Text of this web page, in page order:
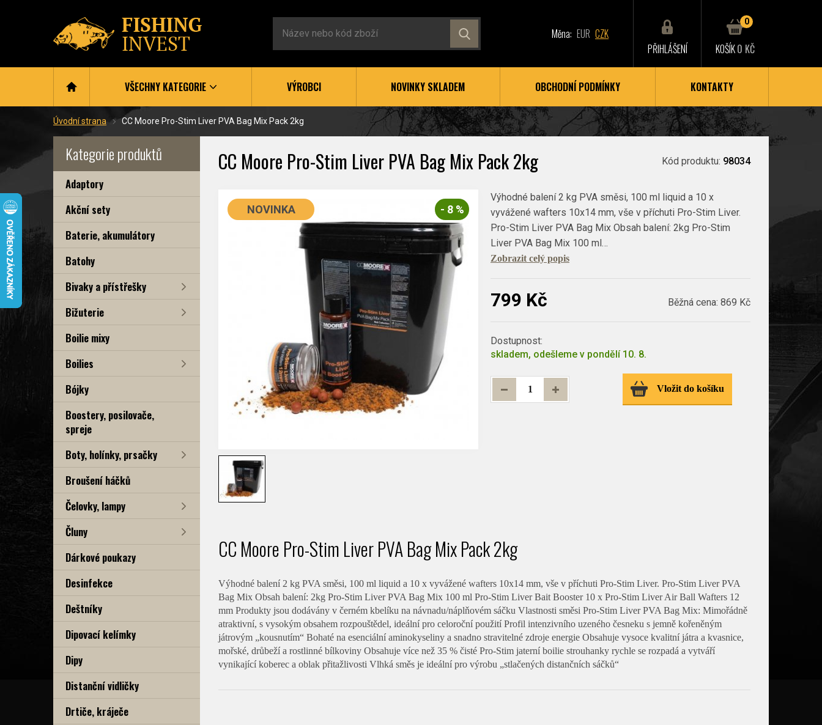
Měna: EUR CZK
PŘIHLÁŠENÍ
0
KOŠÍK0 KČ
VŠECHNY KATEGORIE VÝROBCI NOVINKY SKLADEM OBCHODNÍ PODMÍNKY KONTAKTY
Úvodní strana CC Moore Pro-Stim Liver PVA Bag Mix Pack 2kg
Kategorie produktů
Adaptory
Akční sety
Baterie, akumulátory
Batohy
Bivaky a přístřešky
Bižuterie
Boilie mixy
Boilies
Bójky
Boostery, posilovače,
spreje
Boty, holínky, prsačky
Broušení háčků
Čelovky, lampy
Čluny
Dárkové poukazy
Desinfekce
Deštníky
Dipovací kelímky
Dipy
Distanční vidličky
Drtiče, kráječe
CC Moore Pro-Stim Liver PVA Bag Mix Pack 2kg Kód produktu: 98034
- 8 %
NOVINKA
Výhodné balení 2 kg PVA směsi, 100 ml liquid a 10 x
vyvážené wafters 10x14 mm, vše v příchuti Pro-Stim Liver.
Pro-Stim Liver PVA Bag Mix Obsah balení: 2kg Pro-Stim
Liver PVA Bag Mix 100 ml…
Zobrazit celý popis
799 Kč Běžná cena: 869 Kč
Dostupnost:
skladem, odešleme v pondělí 10. 8.
Vložit do košíku
CC Moore Pro-Stim Liver PVA Bag Mix Pack 2kg
Výhodné balení 2 kg PVA směsi, 100 ml liquid a 10 x vyvážené wafters 10x14 mm, vše v příchuti Pro-Stim Liver. Pro-Stim Liver PVA
Bag Mix Obsah balení: 2kg Pro-Stim Liver PVA Bag Mix 100 ml Pro-Stim Liver Bait Booster 10 x Pro-Stim Liver Air Ball Wafters 12
mm Produkty jsou dodávány v černém kbelíku na návnadu/náplňovém sáčku Vlastnosti směsi Pro-Stim Liver PVA Bag Mix: Mimořádně
atraktivní, s vysokým obsahem rozpouštědel, ideální pro celoroční použití Profil intenzivního uzeného česneku s jemně kořeněným
játrovým „kousnutím“ Bohaté na esenciální aminokyseliny a snadno stravitelné zdroje energie Obsahuje vysoce kvalitní játra a kvasnice,
mořské, drůbeží a rostlinné bílkoviny Obsahuje více než 35 % čisté Pro-Stim jaterní boilie strouhanky rychle se rozpadá a vytváří
vynikající koberec a oblak přitažlivosti Vlhká směs je ideální pro výrobu „stlačených distančních sáčků“